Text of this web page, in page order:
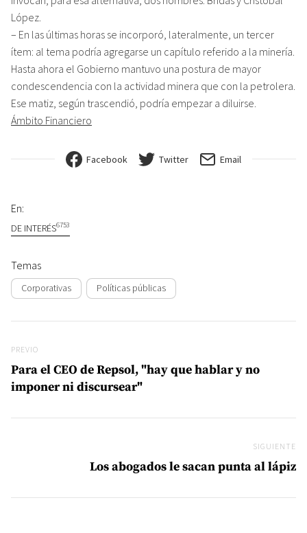
López.
– En las últimas horas se incorporó, lateralmente, un tercer
ítem: al tema podría agregarse un capítulo referido a la minería.
Hasta ahora el Gobierno mantuvo una postura de mayor
condescendencia con la actividad minera que con la petrolera.
Ese matiz, según trascendió, podría empezar a diluirse.
Ámbito Financiero
Facebook Twitter Email
En:
DE INTERÉS6753
Temas
Corporativas Políticas públicas
Previo
PREVIO
Para el CEO de Repsol, "hay que hablar y no
imponer ni discursear"
SIGUIENTE
Los abogados le sacan punta al lápiz